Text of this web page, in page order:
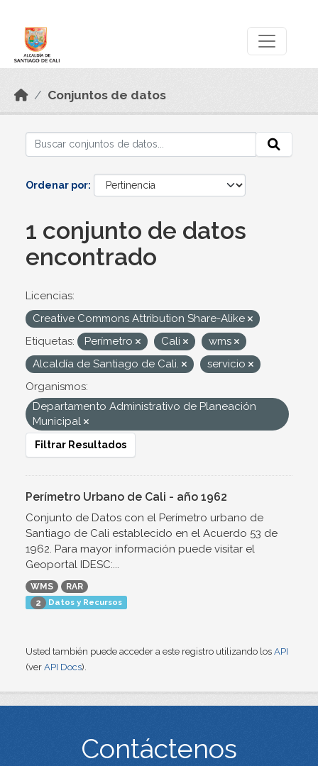
Conjuntos de datos
Ordenar por
1 conjunto de datos
encontrado
Licencias:
Creative Commons Attribution Share-Alike
Etiquetas:
Perímetro Cali
wms
Alcaldía de Santiago de Cali.
servicio
Organismos:
Departamento Administrativo de Planeación
Municipal
Filtrar Resultados
Perímetro Urbano de Cali - año 1962
Conjunto de Datos con el Perímetro urbano de
Santiago de Cali establecido en el Acuerdo 53 de
1962. Para mayor información puede visitar el
Geoportal IDESC:...
WMS
RAR
2 Datos y Recursos
Usted también puede acceder a este registro utilizando los API
(ver API Docs).
Contáctenos